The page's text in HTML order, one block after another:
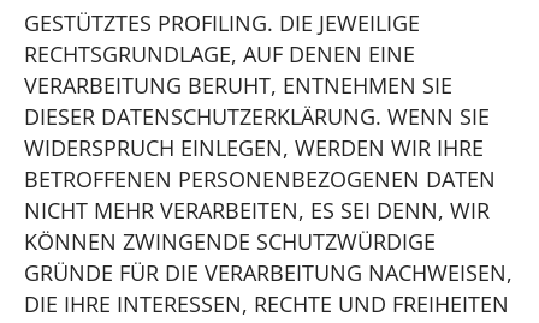
GESTÜTZTES PROFILING. DIE JEWEILIGE
RECHTSGRUNDLAGE, AUF DENEN EINE
VERARBEITUNG BERUHT, ENTNEHMEN SIE
DIESER DATENSCHUTZERKLÄRUNG. WENN SIE
WIDERSPRUCH EINLEGEN, WERDEN WIR IHRE
BETROFFENEN PERSONENBEZOGENEN DATEN
NICHT MEHR VERARBEITEN, ES SEI DENN, WIR
KÖNNEN ZWINGENDE SCHUTZWÜRDIGE
GRÜNDE FÜR DIE VERARBEITUNG NACHWEISEN,
DIE IHRE INTERESSEN, RECHTE UND FREIHEITEN